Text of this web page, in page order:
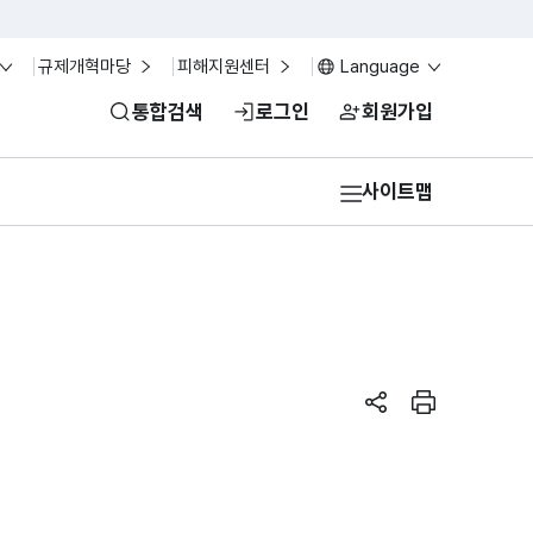
규제개혁마당 피해지원센터 Language
통합검색 로그인 회원가입
사이트맵
페이지 공유하기
페이지 인쇄